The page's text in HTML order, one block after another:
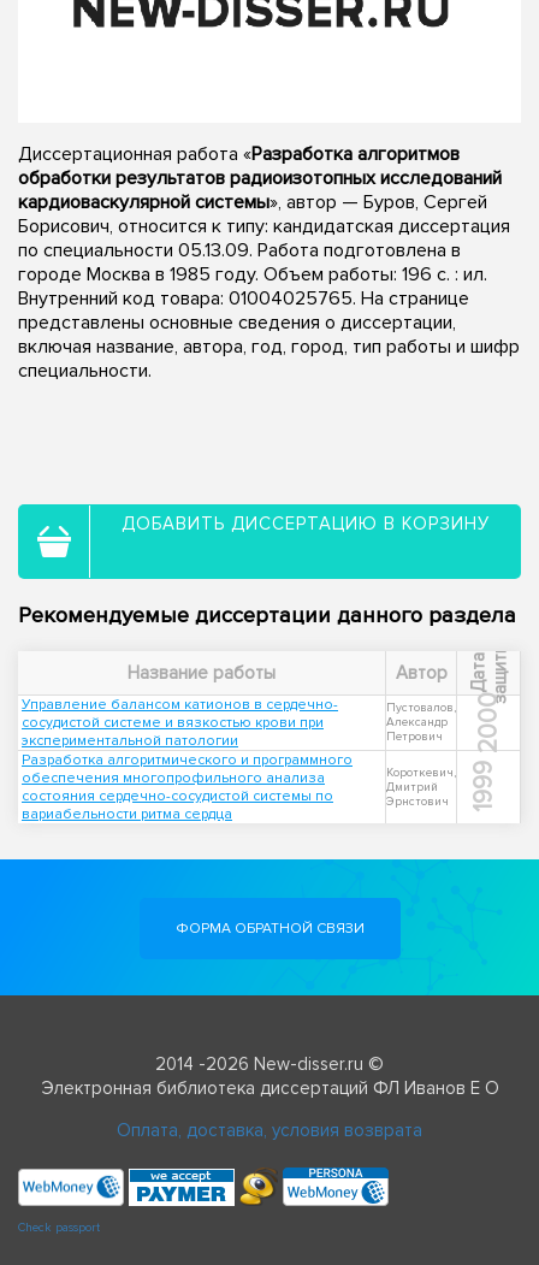
Диссертационная работа «Разработка алгоритмов
обработки результатов радиоизотопных исследований
кардиоваскулярной системы», автор — Буров, Сергей
Борисович, относится к типу: кандидатская диссертация
по специальности 05.13.09. Работа подготовлена в
городе Москва в 1985 году. Объем работы: 196 c. : ил.
Внутренний код товара: 01004025765. На странице
представлены основные сведения о диссертации,
включая название, автора, год, город, тип работы и шифр
специальности.
ДОБАВИТЬ ДИССЕРТАЦИЮ В КОРЗИНУ
Рекомендуемые диссертации данного раздела
Название работы Автор Д
а
т
а
з
а
щ
и
т ы
Управление балансом катионов в сердечно-
сосудистой системе и вязкостью крови при
экспериментальной патологии
Пустовалов,
Александр
Петрович
2000
Разработка алгоритмического и программного
обеспечения многопрофильного анализа
состояния сердечно-сосудистой системы по
вариабельности ритма сердца
Короткевич,
Дмитрий
Эрнстович
1999
ФОРМА ОБРАТНОЙ СВЯЗИ
2014 -2026 New-disser.ru ©
Электронная библиотека диссертаций ФЛ Иванов Е О
Оплата, доставка, условия возврата
Check passport